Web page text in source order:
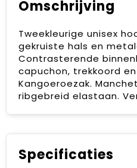
Omschrijving
Tweekleurige unisex
gekruiste hals en
Contrasterende
capuchon, trekkoord
Kangoeroezak.
ribgebreid elastaan.
Specificaties